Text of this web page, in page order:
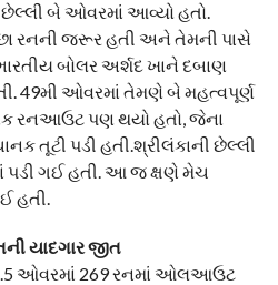
છેલ્લી બે ઓવરમાં આવ્યો હતો.
રનની જરૂર હતી અને તેમની પાસે
બોલર અર્શદ ખાને દબાણ
49મી ઓવરમાં તેમણે બે મહત્વપૂર્ણ
રનઆઉટ પણ થયો હતો, જેના
તૂટી પડી હતી.શ્રીલંકાની છેલ્લી
પડી ગઈ હતી. આ જ ક્ષણે મેચ
હતી.
યાદગાર જીત
ઓવરમાં 269 રનમાં ઓલઆઉટ